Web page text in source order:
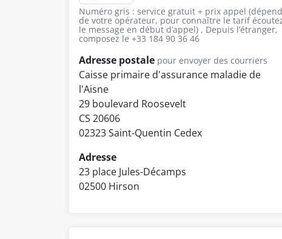
Numéro gris : service gratuit + prix appel (dépend
de votre opérateur, pour connaître le tarif
le message en début d’appel) , Depuis l’étranger,
composez le +33 184 90 36 46
Adresse postale pour envoyer des courriers
Caisse primaire d'assurance maladie de
l'Aisne
29 boulevard Roosevelt
CS 20606
02323 Saint-Quentin Cedex
Adresse
23 place Jules-Décamps
02500 Hirson